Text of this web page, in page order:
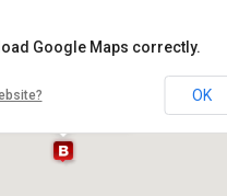
Devon&Devon
Via San Marco 38
Google Maps correctly.
OK